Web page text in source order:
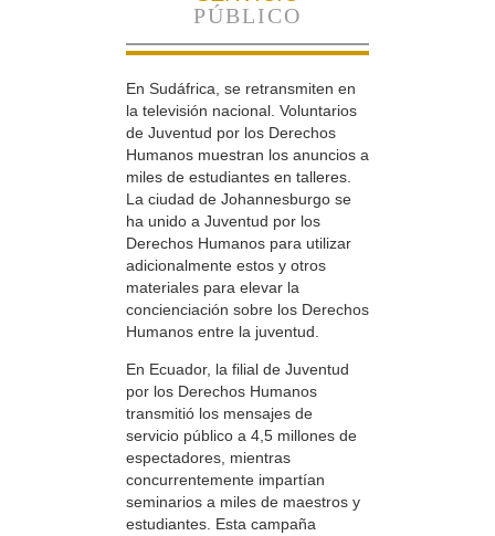
PÚBLICO
En Sudáfrica, se retransmiten en
la televisión nacional. Voluntarios
de Juventud por los Derechos
Humanos muestran los anuncios a
miles de estudiantes en talleres.
La ciudad de Johannesburgo se
ha unido a Juventud por los
Derechos Humanos para utilizar
adicionalmente estos y otros
materiales para elevar la
concienciación sobre los Derechos
Humanos entre la juventud.
En Ecuador, la filial de Juventud
por los Derechos Humanos
transmitió los mensajes de
servicio público a 4,5 millones de
espectadores, mientras
concurrentemente impartían
seminarios a miles de maestros y
estudiantes. Esta campaña